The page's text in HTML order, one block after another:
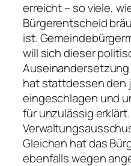
erreicht – so viele,
Bürgerentscheid
ist.
will sich dieser
hat stattdessen den
eingeschlagen und
für unzulässig
Gleichen hat das
ebenfalls wegen